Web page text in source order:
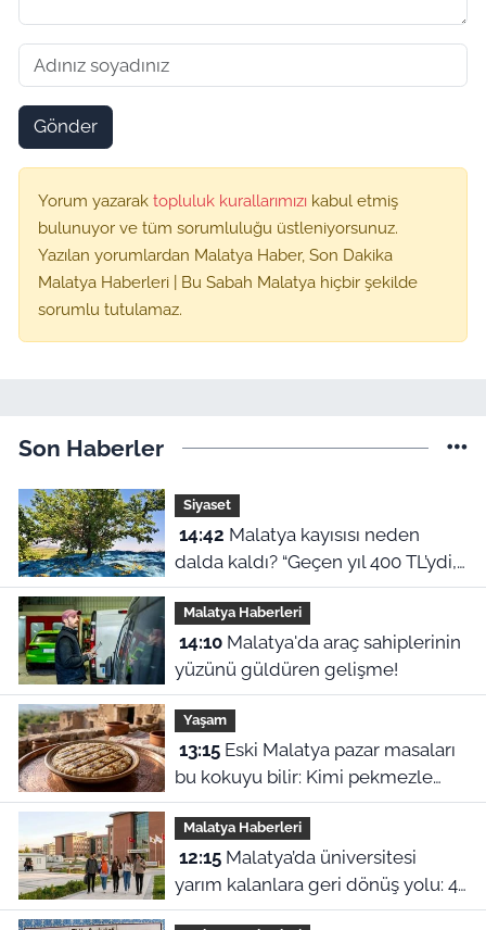
Gönder
Yorum yazarak topluluk kurallarımızı kabul etmiş
bulunuyor ve tüm sorumluluğu üstleniyorsunuz.
Yazılan yorumlardan Malatya Haber, Son Dakika
Malatya Haberleri | Bu Sabah Malatya hiçbir şekilde
sorumlu tutulamaz.
Son Haberler
Siyaset
14:42
dalda kaldı? “Geçen yıl 400 TL’ydi,
bu yıl 230 lira!”
Malatya Haberleri
14:10Malatya'da araç sahiplerinin
yüzünü güldüren gelişme!
Yaşam
13:15Eski Malatya pazar masaları
bu kokuyu bilir: Kimi pekmezle
yedi kimi yağla, işte o harle
Malatya Haberleri
12:15Malatya’da üniversitesi
yarım kalanlara geri dönüş yolu: 4
aylık başvuru süresi başladı!